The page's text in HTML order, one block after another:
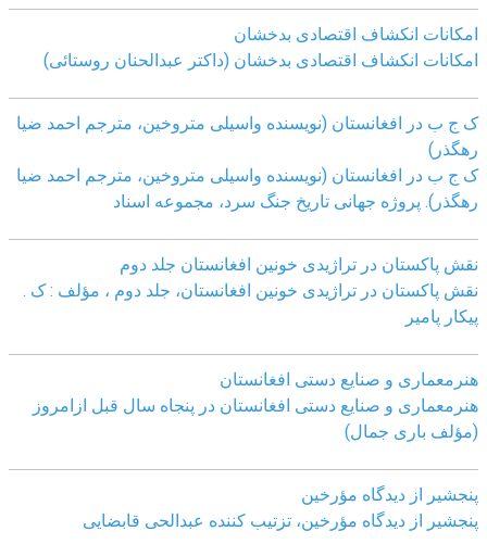
امکانات انکشاف اقتصادی بدخشان
امکانات انکشاف اقتصادی بدخشان (داکتر عبدالحنان روستائی)
ک ج ب در افغانستان (نویسنده واسیلی متروخین، مترجم احمد ضیا
رهگذر)
ک ج ب در افغانستان (نویسنده واسیلی متروخین، مترجم احمد ضیا
رهگذر). پروژه جهانی تاریخ جنگ سرد، مجموعه اسناد
نقش پاکستان در تراژیدی خونین افغانستان جلد دوم
نقش پاکستان در تراژیدی خونین افغانستان، جلد دوم ، مؤلف : ک .
پیکار پامیر
هنرمعماری و صنایع دستی افغانستان
هنرمعماری و صنایع دستی افغانستان در پنجاه سال قبل ازامروز
(مؤلف باری جمال)
پنجشیر از دیدگاه مؤرخین
پنجشیر از دیدگاه مؤرخین، تزتیب کننده عبدالحی قابضايی